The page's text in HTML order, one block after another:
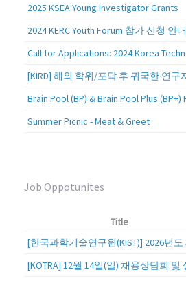
2025 KSEA Young Investigator Grants
2024 KERC Youth Forum 참가 신청 안내
Summer Picnic - Meat & Greet
Job Oppotunites
Title